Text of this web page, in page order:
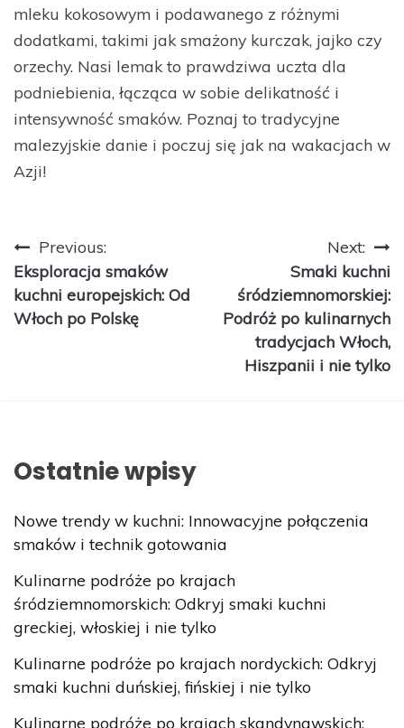
mleku kokosowym i podawanego z różnymi
dodatkami, takimi jak smażony kurczak, jajko czy
orzechy. Nasi lemak to prawdziwa uczta dla
podniebienia, łącząca w sobie delikatność i
intensywność smaków. Poznaj to tradycyjne
malezyjskie danie i poczuj się jak na wakacjach w
Azji!
Nawigacja
wpisu
Previous:
Eksploracja smaków
kuchni europejskich: Od
Włoch po Polskę
Next:
Smaki kuchni
śródziemnomorskiej:
Podróż po kulinarnych
tradycjach Włoch,
Hiszpanii i nie tylko
Ostatnie wpisy
Nowe trendy w kuchni: Innowacyjne połączenia
smaków i technik gotowania
Kulinarne podróże po krajach
śródziemnomorskich: Odkryj smaki kuchni
greckiej, włoskiej i nie tylko
Kulinarne podróże po krajach nordyckich: Odkryj
smaki kuchni duńskiej, fińskiej i nie tylko
Kulinarne podróże po krajach skandynawskich: